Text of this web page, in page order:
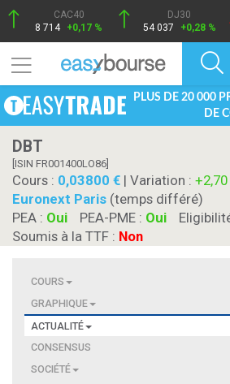
CAC40
8 714 +0,17 %
DJ30
54 037
+0,28 %
PLUS DE 20 000
DE
DBT
[ISIN FR001400LO86]
Cours : 0,03800 | Variation : +2,70
Euronext Paris (temps différé)
PEA : Oui PEA-PME : Oui
Soumis à la TTF : Non
COURS
GRAPHIQUE
ACTUALITÉ
CONSENSUS
SOCIÉTÉ